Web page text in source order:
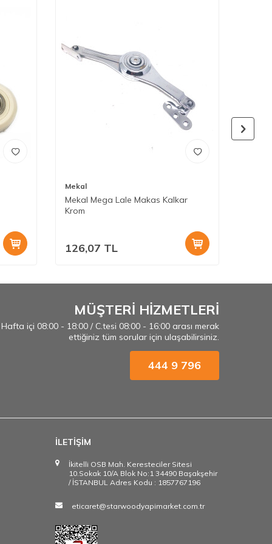
Mekal
Mekal Mega Lale Makas Kalkar
Krom
126,07 TL
MÜŞTERİ HİZMETLERİ
Hafta içi 08:00 - 18:00 / C.tesi 08:00 - 16:00 arası merak
ettiğiniz tüm sorular için ulaşabilirsiniz.
444 9 796
İLETİŞİM
İkitelli OSB Mah. Keresteciler Sitesi
10.Sokak 10/A Blok No:1 34490 Başakşehir
/ İSTANBUL Adres Kodu : 1857767196
eticaret@starwoodyapimarket.com.tr